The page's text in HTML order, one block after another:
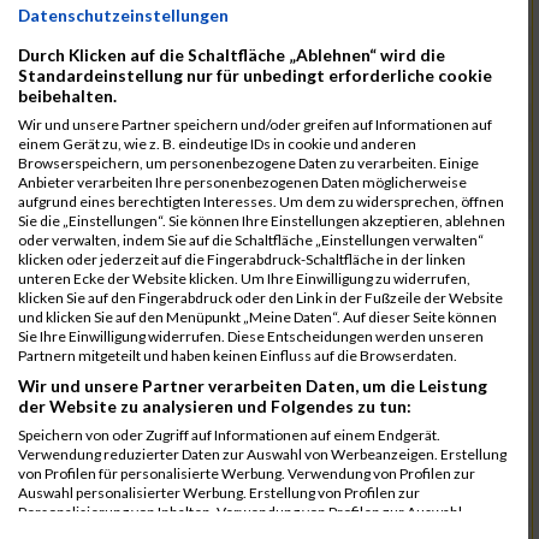
11084 Robles Santolalla Rb
11052
Lauterbach Rb
00:41:08.1
11005
Fuchs Rb
00:41:09.2
11088
Ruff Rb
00:41:12.6
10988
Dauerer Rb
00:41:47.4
10987
Burkl Rb
00:42:27.9
11119
Welzenbach Rb
00:42:28.2
11073
Olbrich Rb
00:42:36.7
11019
Haasler Rb
00:42:50.6
11053
Lederer Rb
00:42:57.3
11103
Seuling Rb
00:43:13.1
11026
Heidbrecht Rb
00:44:21.7
10969
Babac Rb
00:44:39.9
10993
Dönek Rb
00:45:42.1
Datenschutzeinstellungen
Durch Klicken auf die Schaltfläche „Ablehnen“ wird die
Standardeinstellung nur für unbedingt erforderliche cookie
beibehalten.
Wir und unsere Partner speichern und/oder greifen auf Informationen auf
einem Gerät zu, wie z. B. eindeutige IDs in cookie und anderen
Browserspeichern, um personenbezogene Daten zu verarbeiten. Einige
Anbieter verarbeiten Ihre personenbezogenen Daten möglicherweise
aufgrund eines berechtigten Interesses. Um dem zu widersprechen, öffnen
Sie die „Einstellungen“. Sie können Ihre Einstellungen akzeptieren, ablehnen
oder verwalten, indem Sie auf die Schaltfläche „Einstellungen verwalten“
klicken oder jederzeit auf die Fingerabdruck-Schaltfläche in der linken
unteren Ecke der Website klicken. Um Ihre Einwilligung zu widerrufen,
klicken Sie auf den Fingerabdruck oder den Link in der Fußzeile der Website
und klicken Sie auf den Menüpunkt „Meine Daten“. Auf dieser Seite können
Sie Ihre Einwilligung widerrufen. Diese Entscheidungen werden unseren
Partnern mitgeteilt und haben keinen Einfluss auf die Browserdaten.
Wir und unsere Partner verarbeiten Daten, um die Leistung
der Website zu analysieren und Folgendes zu tun:
Speichern von oder Zugriff auf Informationen auf einem Endgerät.
Verwendung reduzierter Daten zur Auswahl von Werbeanzeigen. Erstellung
von Profilen für personalisierte Werbung. Verwendung von Profilen zur
Auswahl personalisierter Werbung. Erstellung von Profilen zur
Personalisierung von Inhalten. Verwendung von Profilen zur Auswahl